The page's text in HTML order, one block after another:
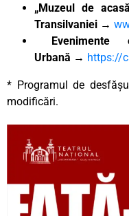
„Muzeul de
Transilvaniei →
Evenimente
Urbană → https://
* Programul de
modificări.